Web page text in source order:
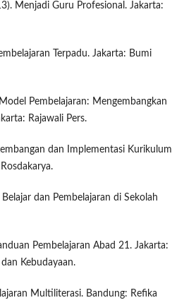
Menjadi Guru Profesional. Jakarta:
Terpadu. Jakarta: Bumi
Pembelajaran: Mengembangkan
Rajawali Pers.
dan Implementasi Kurikulum
dan Pembelajaran di Sekolah
Pembelajaran Abad 21. Jakarta:
Kebudayaan.
Multiliterasi. Bandung: Refika